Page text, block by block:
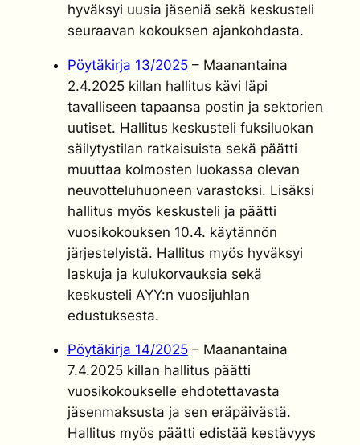
hyväksyi uusia jäseniä sekä keskusteli
seuraavan kokouksen ajankohdasta.
Pöytäkirja 13/2025– Maanantaina
2.4.2025 killan hallitus kävi läpi
tavalliseen tapaansa postin ja sektorien
uutiset. Hallitus keskusteli fuksiluokan
säilytystilan ratkaisuista sekä päätti
muuttaa kolmosten luokassa olevan
neuvotteluhuoneen varastoksi. Lisäksi
hallitus myös keskusteli ja päätti
vuosikokouksen 10.4. käytännön
järjestelyistä. Hallitus myös hyväksyi
laskuja ja kulukorvauksia sekä
keskusteli AYY:n vuosijuhlan
edustuksesta.
Pöytäkirja 14/2025– Maanantaina
7.4.2025 killan hallitus päätti
vuosikokoukselle ehdotettavasta
jäsenmaksusta ja sen eräpäivästä.
Hallitus myös päätti edistää kestävyys